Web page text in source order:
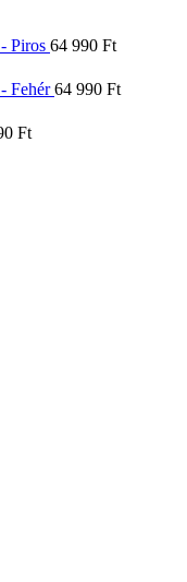
Piros 64 990 Ft
Fehér 64 990 Ft
Ft